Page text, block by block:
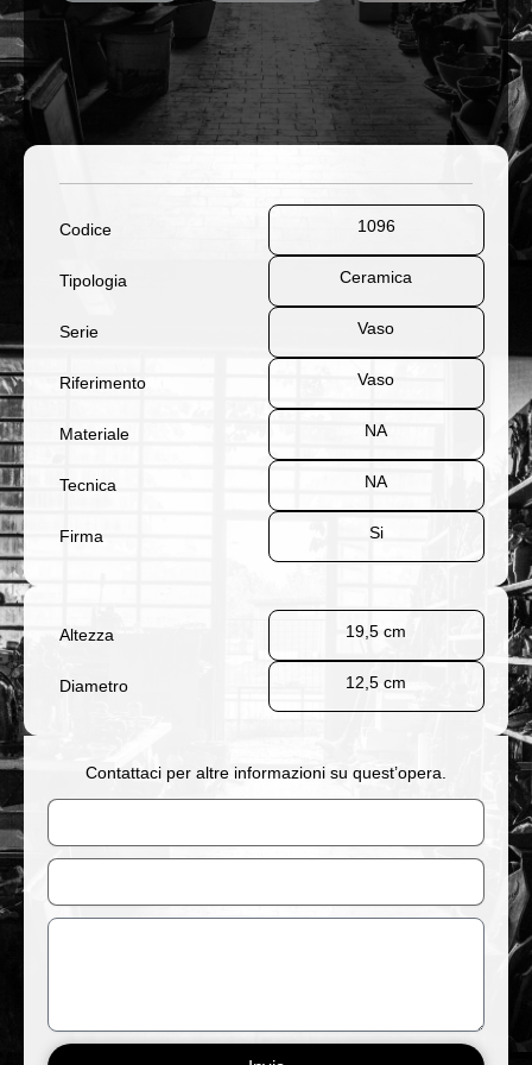
Codice 1096
Tipologia Ceramica
Serie Vaso
Riferimento Vaso
Materiale NA
Tecnica NA
Firma Si
Altezza 19,5 cm
Diametro 12,5 cm
Contattaci per altre informazioni su quest’opera.
Nome
Email
Messaggio